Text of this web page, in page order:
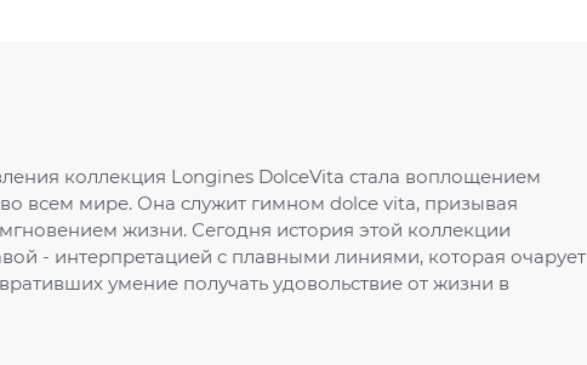
коллекция Longines DolceVita стала воплощением
всем мире. Она служит гимном dolce vita, призывая
жизни. Сегодня история этой коллекции
- интерпретацией с плавными линиями, которая очарует
умение получать удовольствие от жизни в